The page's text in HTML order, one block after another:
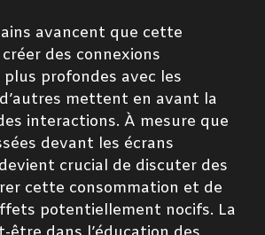
avancent que cette
des connexions
profondes avec les
mettent en avant la
interactions. À mesure que
devant les écrans
crucial de discuter des
cette consommation et de
potentiellement nocifs. La